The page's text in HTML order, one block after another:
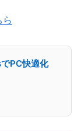
ら
PC快適化